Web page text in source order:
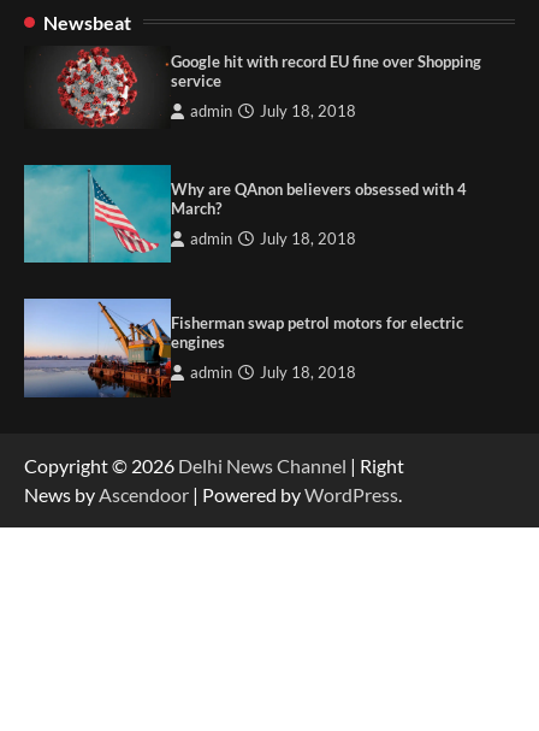
Newsbeat
Google hit with record EU fine over Shopping
service
admin July 18, 2018
Why are QAnon believers obsessed with 4
March?
admin July 18, 2018
Fisherman swap petrol motors for electric
engines
admin July 18, 2018
Copyright © 2026 Delhi News Channel | Right
News byAscendoor | Powered byWordPress.